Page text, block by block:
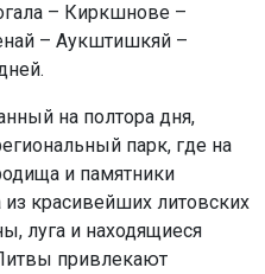
– Киркшнове –
– Аукштишкяй –
на полтора дня,
парк, где на
и памятники
красивейших литовских
луга и находящиеся
привлекают